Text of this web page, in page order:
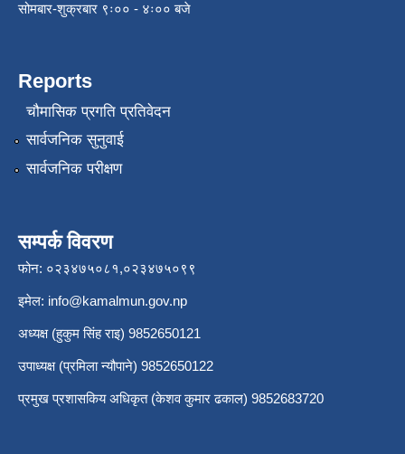
सोमबार-शुक्रबार ९ः०० - ४ः०० बजे
Reports
चौमासिक प्रगति प्रतिवेदन
सार्वजनिक सुनुवाई
सार्वजनिक परीक्षण
सम्पर्क विवरण
फोन: ०२३४७५०८१,०२३४७५०९९
इमेल: info@kamalmun.gov.np
अध्यक्ष (हुकुम सिंह राइ) 9852650121
उपाध्यक्ष (प्रमिला न्यौपाने) 9852650122
प्रमुख प्रशासकिय अधिकृत (केशव कुमार ढकाल) 9852683720